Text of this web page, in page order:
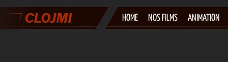
HOME NOS FILMS ANIMATION